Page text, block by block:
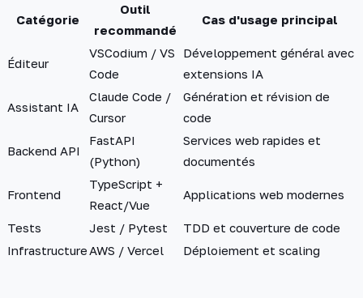
Catégorie
Outil
recommandé
Cas d'usage principal
Éditeur
VSCodium / VS
Code
Développement général avec
extensions IA
Assistant IA
Claude Code /
Cursor
Génération et révision de
code
Backend API
FastAPI
(Python)
Services web rapides et
documentés
Frontend
TypeScript +
React/Vue
Applications web modernes
Tests Jest / Pytest
TDD et couverture de code
InfrastructureAWS / Vercel Déploiement et scaling